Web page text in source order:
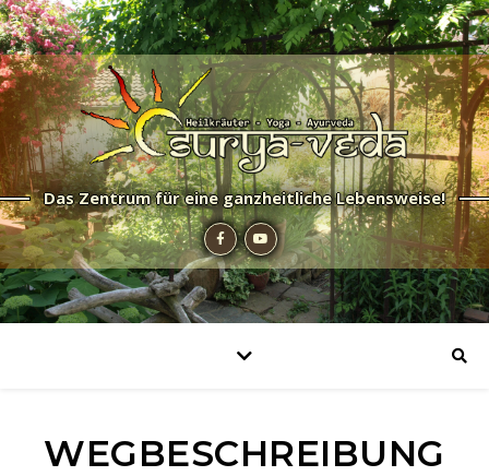
Das Zentrum für eine ganzheitliche Lebensweise!
WEGBESCHREIBUNG